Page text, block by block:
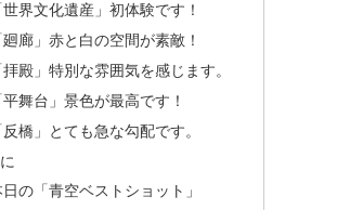
世界文化遺産」初体験です！
廻廊」赤と白の空間が素敵！
拝殿」特別な雰囲気を感じます。
平舞台」景色が最高です！
反橋」とても急な勾配です。
の「青空ベストショット」